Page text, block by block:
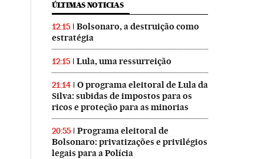
ÚLTIMAS NOTICIAS
12:15
Bolsonaro, a destruição como
estratégia
12:15 Lula, uma ressurreição
21:14
O programa eleitoral de Lula da
Silva: subidas de impostos para os
ricos e proteção para as minorias
20:55
Programa eleitoral de
Bolsonaro: privatizações e privilégios
legais para a Polícia